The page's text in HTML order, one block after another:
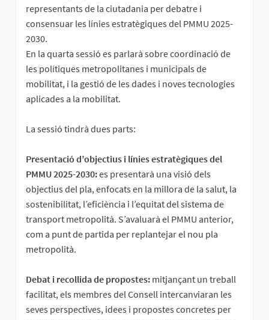
representants de la ciutadania per debatre i
consensuar les línies estratègiques del PMMU 2025-
2030.
En la quarta sessió es parlarà sobre coordinació de
les polítiques metropolitanes i municipals de
mobilitat, i la gestió de les dades i noves tecnologies
aplicades a la mobilitat.
La sessió tindrà dues parts:
Presentació d’objectius i línies estratègiques del
PMMU 2025-2030:es presentarà una visió dels
objectius del pla, enfocats en la millora de la salut, la
sostenibilitat, l’eficiència i l’equitat del sistema de
transport metropolità. S’avaluarà el PMMU anterior,
com a punt de partida per replantejar el nou pla
metropolità.
Debat i recollida de propostes: mitjançant un treball
facilitat, els membres del Consell intercanviaran les
seves perspectives, idees i propostes concretes per